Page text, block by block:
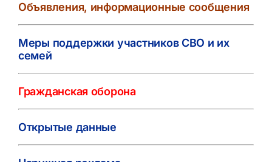
Объявления, информационные сообщения
Меры поддержки участников СВО и их
семей
Гражданская оборона
Открытые данные